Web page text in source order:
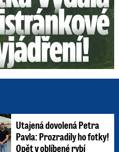
Utajená dovolená Petra
Pavla: Prozradily ho fotky!
Opět v oblíbené rybí